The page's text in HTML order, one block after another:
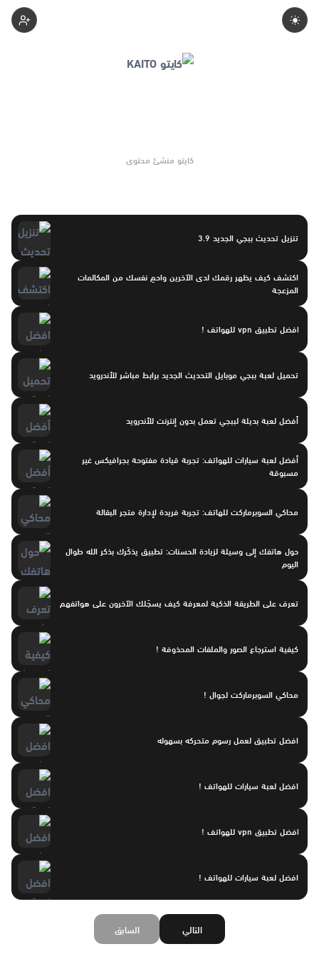
كايتو منشئ محتوى
تنزيل تحديث ببجي الجديد 3.9
اكتشف كيف يظهر رقمك لدى الآخرين واحمِ نفسك من المكالمات
المزعجة
افضل تطبيق vpn للهواتف !
تحميل لعبة ببجي موبايل التحديث الجديد برابط مباشر للأندرويد
أفضل لعبة بديلة لببجي تعمل بدون إنترنت للأندرويد
أفضل لعبة سيارات للهواتف: تجربة قيادة مفتوحة بجرافيكس غير
مسبوقة
محاكي السوبرماركت للهاتف: تجربة فريدة لإدارة متجر البقالة
حول هاتفك إلى وسيلة لزيادة الحسنات: تطبيق يذكّرك بذكر الله طوال
اليوم
تعرف على الطريقة الذكية لمعرفة كيف يسجّلك الآخرون على هواتفهم
كيفية استرجاع الصور والملفات المحذوفة !
محاكي السوبرماركت لجوال !
افضل تطبيق لعمل رسوم متحركه بسهوله
افضل لعبة سيارات للهواتف !
افضل تطبيق vpn للهواتف !
افضل لعبة سيارات للهواتف !
السابق التالي